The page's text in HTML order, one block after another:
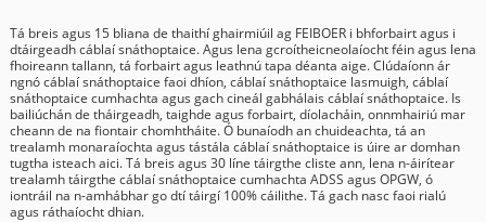
Tá breis agus 15 bliana de thaithí ghairmiúil ag FEIBOER i bhforbairt agus i
dtáirgeadh cáblaí snáthoptaice. Agus lena gcroítheicneolaíocht féin agus lena
fhoireann tallann, tá forbairt agus leathnú tapa déanta aige. Clúdaíonn ár
ngnó cáblaí snáthoptaice faoi dhíon, cáblaí snáthoptaice lasmuigh, cáblaí
snáthoptaice cumhachta agus gach cineál gabhálais cáblaí snáthoptaice. Is
bailiúchán de tháirgeadh, taighde agus forbairt, díolacháin, onnmhairiú mar
cheann de na fiontair chomhtháite. Ó bunaíodh an chuideachta, tá an
trealamh monaraíochta agus tástála cáblaí snáthoptaice is úire ar domhan
tugtha isteach aici. Tá breis agus 30 líne táirgthe cliste ann, lena n-áirítear
trealamh táirgthe cáblaí snáthoptaice cumhachta ADSS agus OPGW, ó
iontráil na n-amhábhar go dtí táirgí 100% cáilithe. Tá gach nasc faoi rialú
agus ráthaíocht dhian.